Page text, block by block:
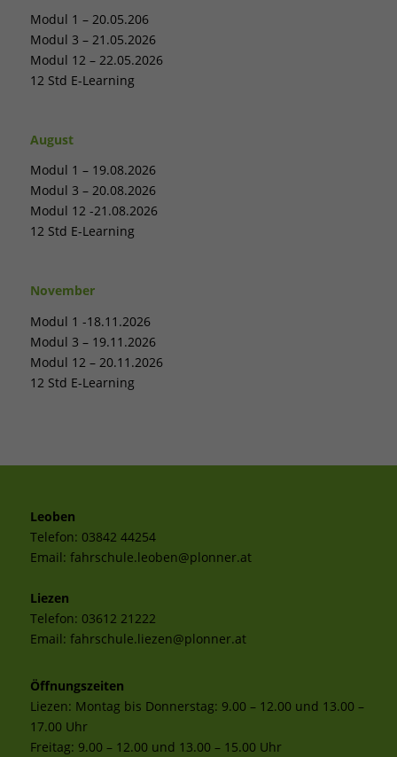
Modul 1 – 20.05.206
Modul 3 – 21.05.2026
Modul 12 – 22.05.2026
12 Std E-Learning
August
Modul 1 – 19.08.2026
Modul 3 – 20.08.2026
Modul 12 -21.08.2026
12 Std E-Learning
November
Modul 1 -18.11.2026
Modul 3 – 19.11.2026
Modul 12 – 20.11.2026
12 Std E-Learning
Leoben
Telefon: 03842 44254
Email: fahrschule.leoben@plonner.at
Liezen
Telefon: 03612 21222
Email: fahrschule.liezen@plonner.at
Öffnungszeiten
Liezen: Montag bis Donnerstag: 9.00 – 12.00 und 13.00 –
17.00 Uhr
Freitag: 9.00 – 12.00 und 13.00 – 15.00 Uhr
Cookie-Informationen anzeigen
Statistiken (1)
Externe Medien (3)
Inhalte von Videoplattformen und Social-Media-Plattformen werden
werden, bedarf der Zugriff auf diese Inhalte keiner manuellen